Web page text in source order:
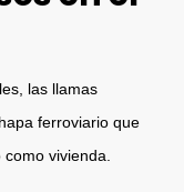
las llamas
ferroviario que
vivienda.